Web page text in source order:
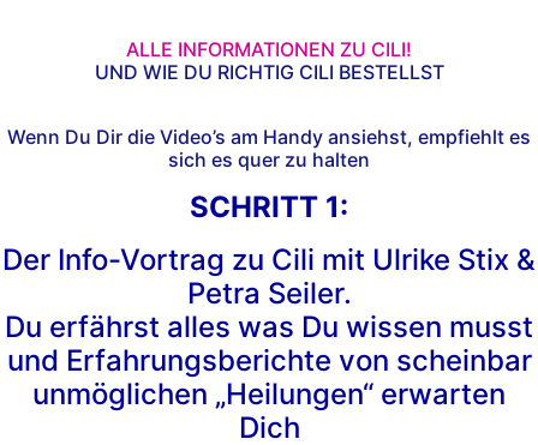
ALLE INFORMATIONEN ZU CILI!
UND WIE DU RICHTIG CILI BESTELLST
Wenn Du Dir die Video’s am Handy ansiehst, empfiehlt es
sich es quer zu halten
SCHRITT 1:
Der Info-Vortrag zu Cili mit Ulrike Stix &
Petra Seiler.
Du erfährst alles was Du wissen musst
und Erfahrungsberichte von scheinbar
unmöglichen „Heilungen“ erwarten
Dich